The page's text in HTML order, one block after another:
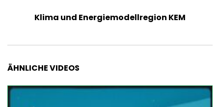
Klima und Energiemodellregion KEM
ÄHNLICHE VIDEOS